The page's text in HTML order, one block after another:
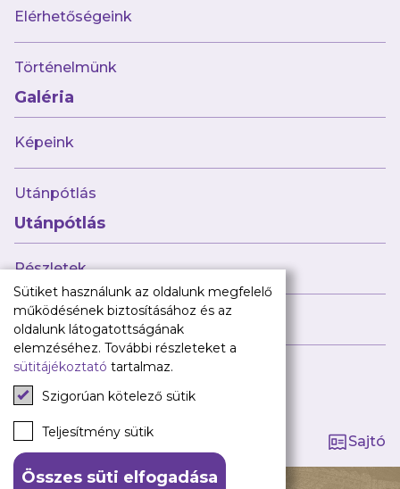
Elérhetőségeink
Történelmünk
Galéria
Képeink
Utánpótlás
Utánpótlás
Részletek
Híreink
Tagság kezelése
Sajtó
Galéria
Utánpótlás
Babaváró
ajándékcsomag
Újpest FC
TAO
Klub infó
Sajtó
Press Kit
Újpest FC Shop
Digitális felületeink
Facebook
Instagram
Tiktok
Youtube
Spotify
Sütiket használunk az oldalunk megfelelő
működésének biztosításához és az
oldalunk látogatottságának
elemzéséhez. További részleteket a
sütitájékoztató tartalmaz.
Szigorúan kötelező sütik
Teljesítmény sütik
Összes süti elfogadása